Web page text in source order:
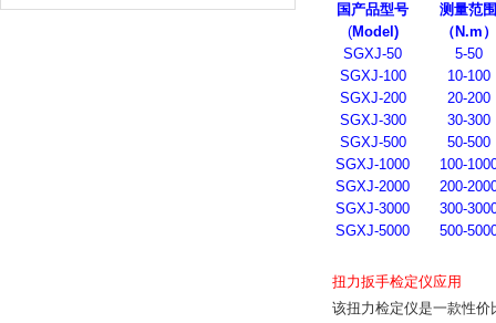
国产品型号
(Model)
测量范
（N.m ）
SGXJ-50
5-50
SGXJ-100
10-100
SGXJ-200
20-200
SGXJ-300
30-300
SGXJ-500
50-500
SGXJ-1000
100-
SGXJ-2000
200-
SGXJ-3000
300-
SGXJ-5000
500-
扭力扳手检定仪应用
该扭力检定仪是一款性